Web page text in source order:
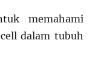
memahami
dalam tubuh